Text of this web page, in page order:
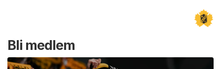
Bli medlem